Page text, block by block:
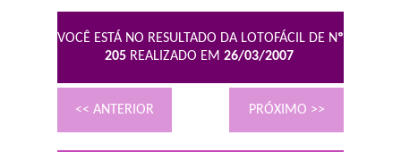
VOCÊ ESTÁ NO RESULTADO DA LOTOFÁCIL DE Nº
205 REALIZADO EM 26/03/2007
<< ANTERIOR PRÓXIMO >>